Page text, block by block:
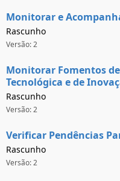
Monitorar e
Rascunho
Versão: 2
Monitorar Fomentos
Tecnológica e de
Rascunho
Versão: 2
Verificar Pendências
Rascunho
Versão: 2